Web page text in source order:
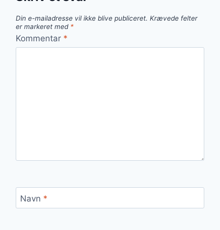
Din e-mailadresse vil ikke blive publiceret. Krævede felter
er markeret med *
Kommentar *
Navn *